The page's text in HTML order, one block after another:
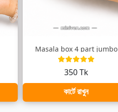
Masala box 4 part jumbo
350 Tk
কার্টে রাখুন